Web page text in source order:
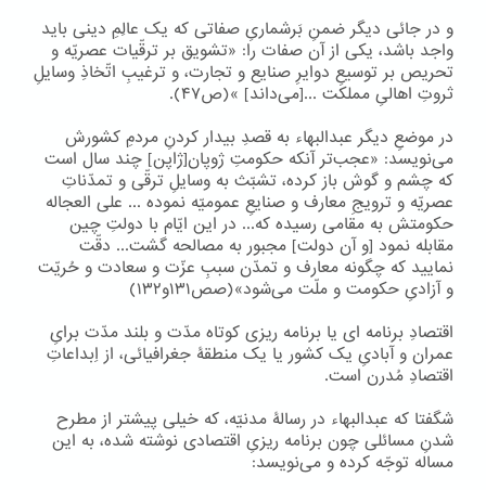
و در جائی دیگر ضمنِ بَرشماریِ صفاتی که یک عالِمِ دینی باید
واجد باشد، یکی از آن صفات را: «تشویق بر ترقّیات عصریّه و
تحریص بر توسیعِ دوایرِ صنایع و تجارت، و ترغیبِ اتّخاذِ وسایلِ
ثروتِ اهالیِ مملکت ...[می‌داند] »(ص۴۷).
در موضعِ دیگر عبدالبهاء به قصدِ بیدار کردنِ مردمِ کشورش
می‌نویسد: «عجب‌تر آنکه حکومتِ ژوپان[ژاپن] چند سال است
که چشم و گوش باز کرده، تشبّث به وسایلِ ترقّی و تمدّناتِ
عصریّه و ترویجِ معارف و صنایعِ عمومیّه نموده ... علی العجاله
حکومتش به مقامی رسیده که... در این ایّام با دولتِ چین
مقابله نمود [و آن دولت] مجبور به مصالحه گشت... دقّت
نمایید که چگونه معارف و تمدّن سببِ عزّت و سعادت و حُریّت
و آزادیِ حکومت و ملّت می‌شود»(صص۱۳۱و۱۳۲)
اقتصادِ برنامه ای یا برنامه ریزی کوتاه مدّت و بلند مدّت برایِ
عمران و آبادیِ یک کشور یا یک منطقۀ جغرافیائی، از اِبداعاتِ
اقتصادِ مُدرن است.
شگفتا که عبدالبهاء در رسالۀ مدنیّه، که خیلی پیشتر از مطرح
شدنِ مسائلی چون برنامه ریزیِ اقتصادی نوشته شده، به این
مساله توجّه کرده و می‌نویسد: